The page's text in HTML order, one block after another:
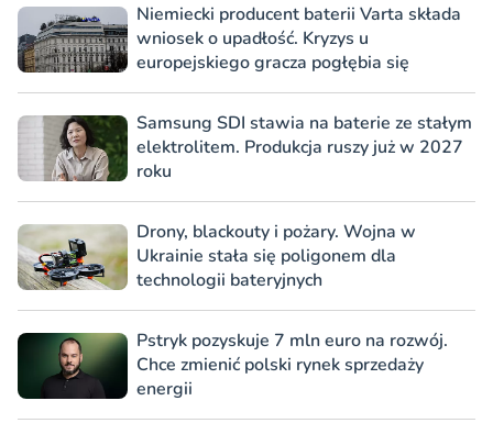
Niemiecki producent baterii Varta składa
wniosek o upadłość. Kryzys u
europejskiego gracza pogłębia się
Samsung SDI stawia na baterie ze stałym
elektrolitem. Produkcja ruszy już w 2027
roku
Drony, blackouty i pożary. Wojna w
Ukrainie stała się poligonem dla
technologii bateryjnych
Pstryk pozyskuje 7 mln euro na rozwój.
Chce zmienić polski rynek sprzedaży
energii